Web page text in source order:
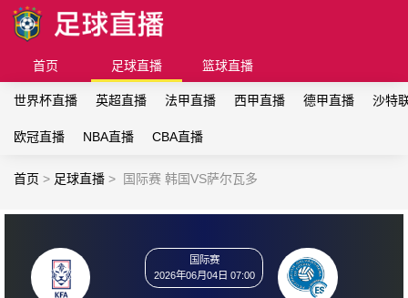
首页 足球直播 篮球直播
世界杯直播 英超直播 法甲直播 西甲直播 德甲直播 沙特
欧冠直播 NBA直播 CBA直播
首页 > 足球直播 > 国际赛 韩国VS萨尔瓦多